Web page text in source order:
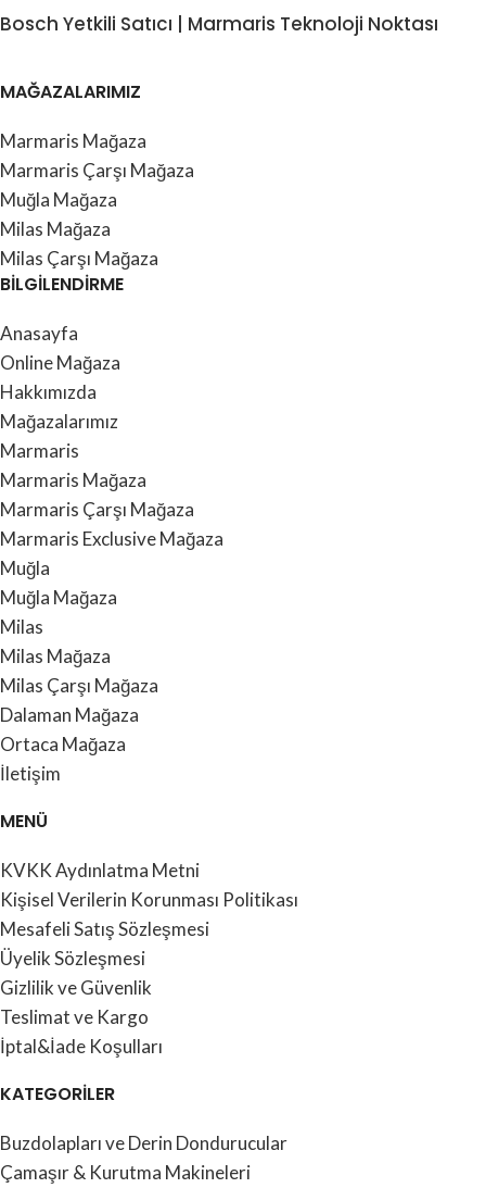
Bosch Yetkili Satıcı | Marmaris Teknoloji Noktası
MAĞAZALARIMIZ
Marmaris Mağaza
Marmaris Çarşı Mağaza
Muğla Mağaza
Milas Mağaza
Milas Çarşı Mağaza
BİLGİLENDİRME
Anasayfa
Online Mağaza
Hakkımızda
Mağazalarımız
Marmaris
Marmaris Mağaza
Marmaris Çarşı Mağaza
Marmaris Exclusive Mağaza
Muğla
Muğla Mağaza
Milas
Milas Mağaza
Milas Çarşı Mağaza
Dalaman Mağaza
Ortaca Mağaza
İletişim
MENÜ
KVKK Aydınlatma Metni
Kişisel Verilerin Korunması Politikası
Mesafeli Satış Sözleşmesi
Üyelik Sözleşmesi
Gizlilik ve Güvenlik
Teslimat ve Kargo
İptal&İade Koşulları
KATEGORİLER
Buzdolapları ve Derin Dondurucular
Çamaşır & Kurutma Makineleri